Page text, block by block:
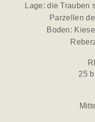
Lage: die Trauben
Parzellen
Boden:
25